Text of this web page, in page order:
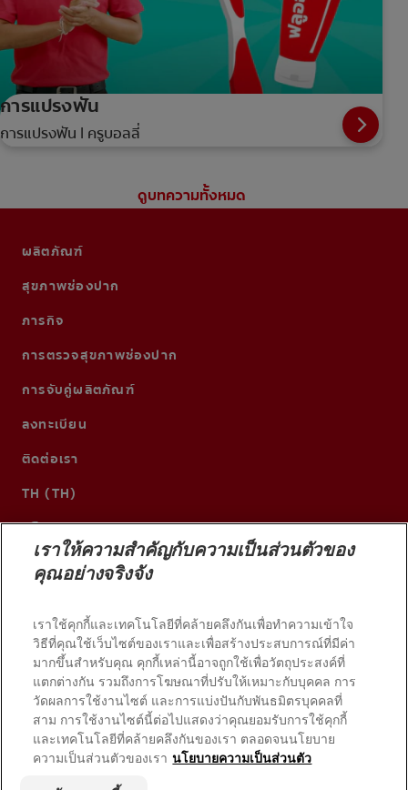
การแปรงฟัน
การแปรงฟัน | ครูบอลลี่
ดูบทความทั้งหมด
ผลิตภัณฑ์
สุขภาพช่องปาก
ภารกิจ
การตรวจสุขภาพช่องปาก
การจับคู่ผลิตภัณฑ์
ลงทะเบียน
ติดต่อเรา
TH (TH)
© 2026 บริษัท คอลเกต-ปาล์มโอลีฟ สงวนลิขสิทธิ์
เงื่อนไขการใช้งาน
เราให้ความสำคัญกับความเป็นส่วนตัวของ
คุณอย่างจริงจัง
เราใช้คุกกี้และเทคโนโลยีที่คล้ายคลึงกันเพื่อทำความเข้าใจ
วิธีที่คุณใช้เว็บไซต์ของเราและเพื่อสร้างประสบการณ์ที่มีค่า
มากขึ้นสำหรับคุณ คุกกี้เหล่านี้อาจถูกใช้เพื่อวัตถุประสงค์ที่
แตกต่างกัน รวมถึงการโฆษณาที่ปรับให้เหมาะกับบุคคล การ
วัดผลการใช้งานไซต์ และการแบ่งปันกับพันธมิตรบุคคลที่
สาม การใช้งานไซต์นี้ต่อไปแสดงว่าคุณยอมรับการใช้คุกกี้
และเทคโนโลยีที่คล้ายคลึงกันของเรา ตลอดจนนโยบาย
ความเป็นส่วนตัวของเรา นโยบายความเป็นส่วนตัว